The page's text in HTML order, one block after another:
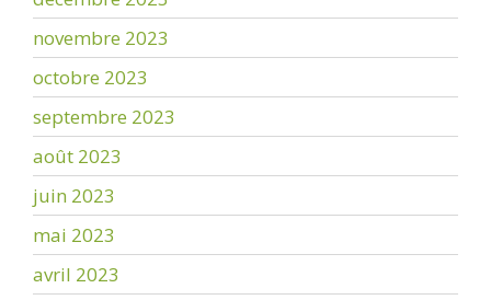
novembre 2023
octobre 2023
septembre 2023
août 2023
juin 2023
mai 2023
avril 2023